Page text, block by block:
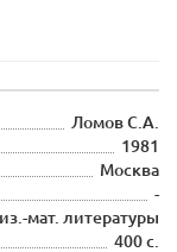
Ломов С.А.
1981
Москва
-
мат. литературы
400 с.